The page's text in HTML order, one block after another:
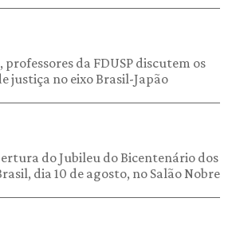
professores da FDUSP discutem os
justiça no eixo Brasil-Japão
do Jubileu do Bicentenário dos
dia 10 de agosto, no Salão Nobre